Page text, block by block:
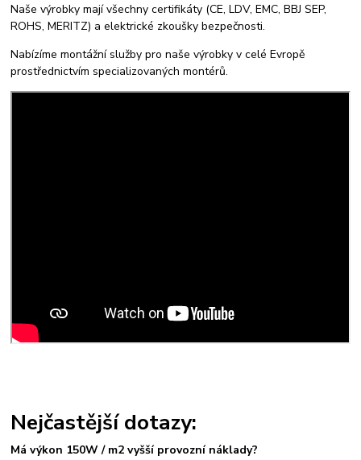
Naše výrobky mají všechny certifikáty (CE, LDV, EMC, BBJ SEP,
ROHS, MERITZ) a elektrické zkoušky bezpečnosti.
Nabízíme montážní služby pro naše výrobky v celé Evropě
prostřednictvím specializovaných montérů.
Nejčastější dotazy:
Má výkon 150W / m2 vyšší provozní náklady?